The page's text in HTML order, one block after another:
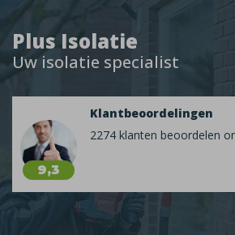
Plus Isolatie
Uw isolatie specialist
9,3
Klantbeoordelingen
2274 klanten beoordelen